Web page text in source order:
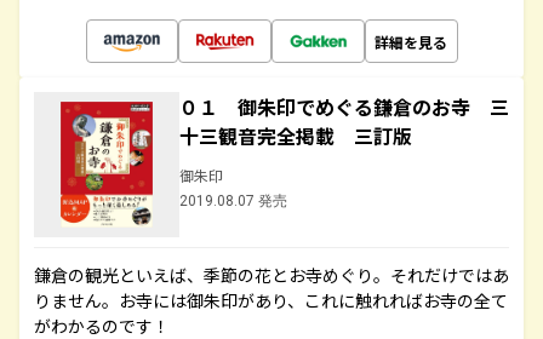
詳細を見る
０１ 御朱印でめぐる鎌倉のお寺 三
十三観音完全掲載 三訂版
御朱印
2019.08.07 発売
鎌倉の観光といえば、季節の花とお寺めぐり。それだけではあ
りません。お寺には御朱印があり、これに触れればお寺の全て
がわかるのです！